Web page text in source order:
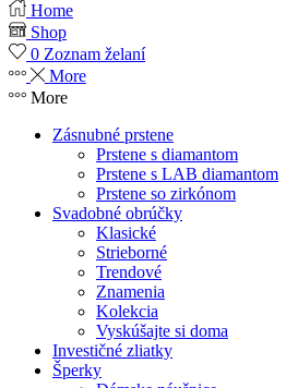
Home
Shop
0 Zoznam želaní
More
More
Zásnubné prstene
Prstene s diamantom
Prstene s LAB diamantom
Prstene so zirkónom
Svadobné obrúčky
Klasické
Strieborné
Trendové
Znamenia
Kolekcia
Vyskúšajte si doma
Investičné zliatky
Šperky